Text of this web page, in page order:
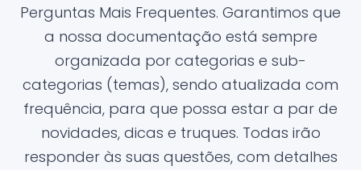
Perguntas Mais Frequentes. Garantimos que
a nossa documentação está sempre
organizada por categorias e sub-
categorias (temas), sendo atualizada com
frequência, para que possa estar a par de
novidades, dicas e truques. Todas irão
responder às suas questões, com detalhes